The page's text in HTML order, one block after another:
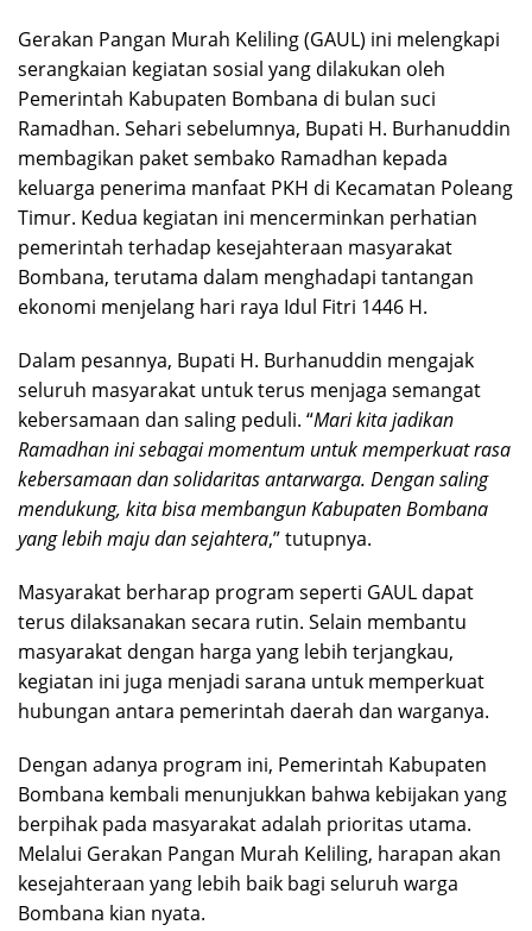
Gerakan Pangan Murah Keliling (GAUL) ini melengkapi
serangkaian kegiatan sosial yang dilakukan oleh
Pemerintah Kabupaten Bombana di bulan suci
Ramadhan. Sehari sebelumnya, Bupati H. Burhanuddin
membagikan paket sembako Ramadhan kepada
keluarga penerima manfaat PKH di Kecamatan Poleang
Timur. Kedua kegiatan ini mencerminkan perhatian
pemerintah terhadap kesejahteraan masyarakat
Bombana, terutama dalam menghadapi tantangan
ekonomi menjelang hari raya Idul Fitri 1446 H.
Dalam pesannya, Bupati H. Burhanuddin mengajak
seluruh masyarakat untuk terus menjaga semangat
kebersamaan dan saling peduli. “Mari kita jadikan
Ramadhan ini sebagai momentum untuk memperkuat rasa
kebersamaan dan solidaritas antarwarga. Dengan saling
mendukung, kita bisa membangun Kabupaten Bombana
yang lebih maju dan sejahtera,” tutupnya.
Masyarakat berharap program seperti GAUL dapat
terus dilaksanakan secara rutin. Selain membantu
masyarakat dengan harga yang lebih terjangkau,
kegiatan ini juga menjadi sarana untuk memperkuat
hubungan antara pemerintah daerah dan warganya.
Dengan adanya program ini, Pemerintah Kabupaten
Bombana kembali menunjukkan bahwa kebijakan yang
berpihak pada masyarakat adalah prioritas utama.
Melalui Gerakan Pangan Murah Keliling, harapan akan
kesejahteraan yang lebih baik bagi seluruh warga
Bombana kian nyata.